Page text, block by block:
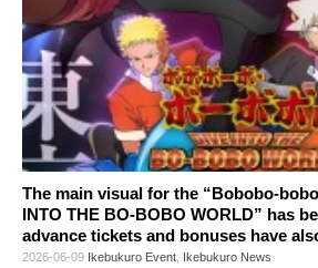
The main visual for the “Bobobo-
INTO THE BO-BOBO WORLD” has
advance tickets and bonuses have
2026-06-09 Ikebukuro Event Ikebukuro News